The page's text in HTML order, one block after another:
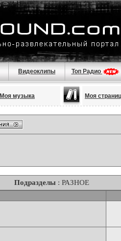
Видеоклипы Топ Радио
Моя музыка Моя
Подразделы : РАЗНОЕ